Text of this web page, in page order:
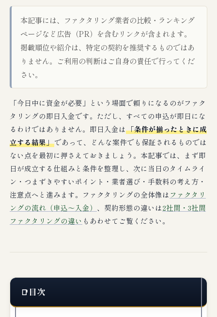
本記事には、ファクタリング業者の比較・ランキング
ページなど広告（PR）を含むリンクが含まれます。
掲載順位や紹介は、特定の契約を推奨するものではあ
りません。ご利用の判断はご自身の責任で行ってくだ
さい。
「今日中に資金が必要」という場面で頼りになるのがファク
タリングの即日入金です。ただし、すべての申込が即日にな
るわけではありません。即日入金は「条件が揃ったときに成
立する結果」であって、どんな案件でも保証されるものでは
ない点を最初に押さえておきましょう。本記事では、まず即
日が成立する仕組みと条件を整理し、次に当日のタイムライ
ン・つまずきやすいポイント・業者選び・手数料の考え方・
注意点へと進みます。ファクタリングの全体像は ファクタリ
ングの流れ（申込〜入金） 、契約形態の違いは2社間・3社間
ファクタリングの違い もあわせてご覧ください。
目次